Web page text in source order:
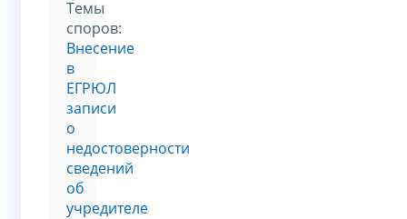
Темы
споров:
Внесение
в
ЕГРЮЛ
записи
о
недостоверности
сведений
об
учредителе